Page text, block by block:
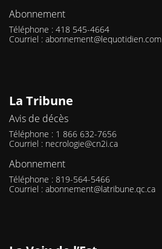
Abonnement
Téléphone : 418 545-4664
Courriel : abonnement@lequotidien.com
La Tribune
Avis de décès
Téléphone : 1 866 632-7656
Courriel : necrologie@cn2i.ca
Abonnement
Téléphone : 819-564-5466
Courriel : abonnement@latribune.qc.ca